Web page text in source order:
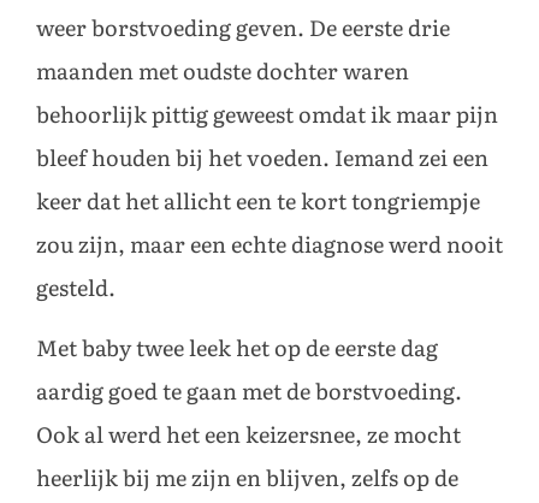
weer borstvoeding geven. De eerste drie
maanden met oudste dochter waren
behoorlijk pittig geweest omdat ik maar pijn
bleef houden bij het voeden. Iemand zei een
keer dat het allicht een te kort tongriempje
zou zijn, maar een echte diagnose werd nooit
gesteld.
Met baby twee leek het op de eerste dag
aardig goed te gaan met de borstvoeding.
Ook al werd het een keizersnee, ze mocht
heerlijk bij me zijn en blijven, zelfs op de